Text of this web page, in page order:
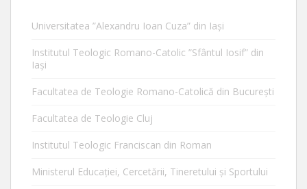
Universitatea ”Alexandru Ioan Cuza” din Iaşi
Institutul Teologic Romano-Catolic ”Sfântul Iosif” din
Iaşi
Facultatea de Teologie Romano-Catolică din Bucureşti
Facultatea de Teologie Cluj
Institutul Teologic Franciscan din Roman
Ministerul Educaţiei, Cercetării, Tineretului şi Sportului